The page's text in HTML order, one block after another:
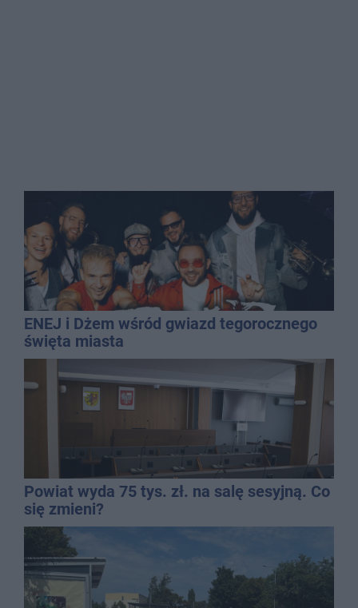
ENEJ i Dżem wśród gwiazd tegorocznego
święta miasta
Powiat wyda 75 tys. zł. na salę sesyjną. Co
się zmieni?